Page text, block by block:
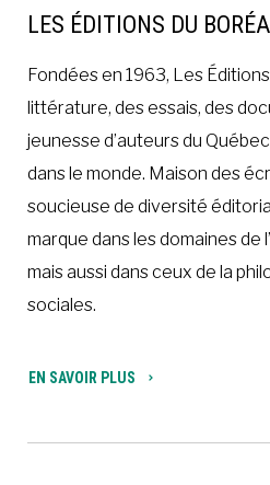
LES ÉDITIONS DU
Fondées en 1963, Les
littérature, des essais, des
jeunesse d’auteurs du
dans le monde. Maison des
soucieuse de diversité
marque dans les domaines de
mais aussi dans ceux de la
sociales.
EN SAVOIR PLUS